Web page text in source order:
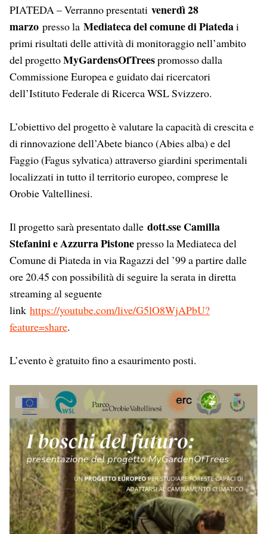
PIATEDA – Verranno presentati venerdì 28
marzo presso la Mediateca del comune di Piatedai
primi risultati delle attività di monitoraggio nell’ambito
del progettoMyGardensOfTreespromosso dalla
Commissione Europea e guidato dai ricercatori
dell’Istituto Federale di Ricerca WSL Svizzero.
L’obiettivo del progetto è valutare la capacità di crescita e
di rinnovazione dell’Abete bianco (Abies alba) e del
Faggio (Fagus sylvatica) attraverso giardini sperimentali
localizzati in tutto il territorio europeo, comprese le
Orobie Valtellinesi.
Il progetto sarà presentato dalle dott.sse Camilla
Stefanini e Azzurra Pistonepresso la Mediateca del
Comune di Piateda in via Ragazzi del ’99 a partire dalle
ore 20.45 con possibilità di seguire la serata in diretta
streaming al seguente
link https://youtube.com/live/G5lO8WjAPbU?
feature=share.
L’evento è gratuito fino a esaurimento posti.